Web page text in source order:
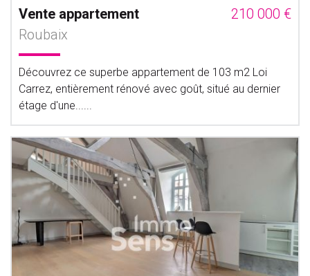
Vente appartement
210 000 €
Roubaix
Découvrez ce superbe appartement de 103 m2 Loi
Carrez, entièrement rénové avec goût, situé au dernier
étage d'une......